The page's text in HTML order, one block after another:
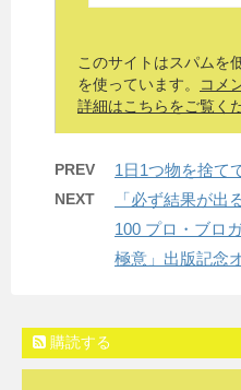
このサイトはスパムを
を使っています。
コメ
詳細はこちらをご覧く
PREV 1日1つ物を捨て
NEXT
「必ず結果が出
100 プロ・ブロ
極意」出版記念
購読する